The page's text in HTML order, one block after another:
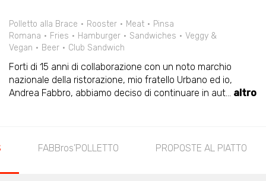
Polletto alla Brace Rooster Meat
Pinsa
Romana
Fries Hamburger Sandwiches
Veggy &
Vegan
Beer Club Sandwich
Forti di 15 anni di collaborazione con un noto marchio
nazionale della ristorazione, mio fratello Urbano ed io,
Andrea Fabbro, abbiamo deciso di continuare in aut... altro
FABBros’POLLETTO PROPOSTE AL PIATTO